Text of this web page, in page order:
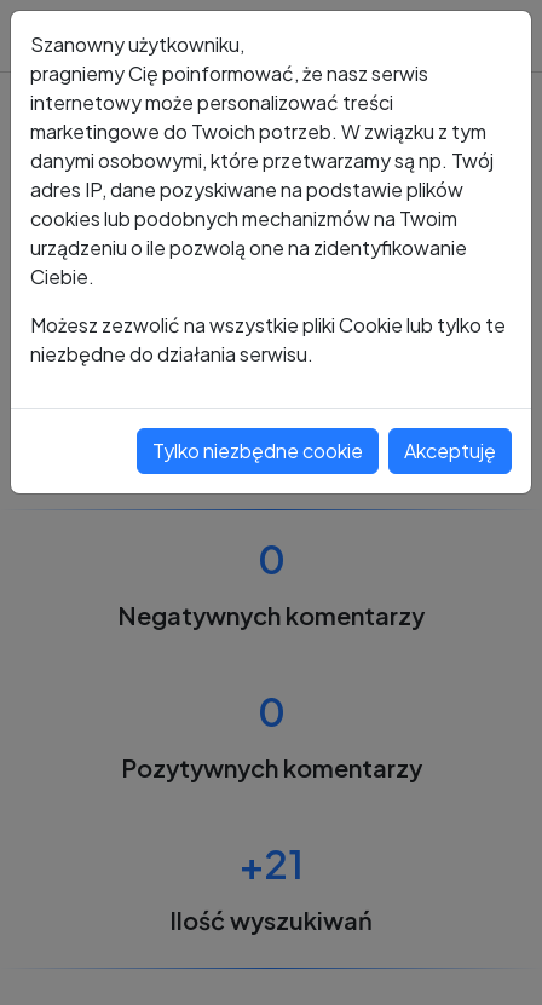
Kto dzwonił? Numer +48 134 410 340
+48 134 410 340
0
Negatywnych komentarzy
0
Pozytywnych komentarzy
+21
Ilość wyszukiwań
Szanowny użytkowniku,
pragniemy Cię poinformować, że nasz serwis
internetowy może personalizować treści
marketingowe do Twoich potrzeb. W związku z tym
danymi osobowymi, które przetwarzamy są np. Twój
adres IP, dane pozyskiwane na podstawie plików
cookies lub podobnych mechanizmów na Twoim
urządzeniu o ile pozwolą one na zidentyfikowanie
Ciebie.
Możesz zezwolić na wszystkie pliki Cookie lub tylko te
niezbędne do działania serwisu.
Tylko niezbędne cookie Akceptuję